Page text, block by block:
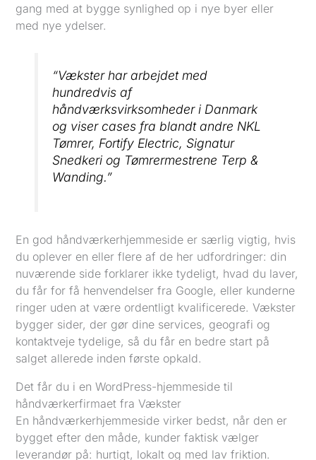
gang med at bygge synlighed op i nye byer eller
med nye ydelser.
“Vækster har arbejdet med
hundredvis af
håndværksvirksomheder i Danmark
og viser cases fra blandt andre NKL
Tømrer, Fortify Electric, Signatur
Snedkeri og Tømrermestrene Terp &
Wanding.”
En god håndværkerhjemmeside er særlig vigtig, hvis
du oplever en eller flere af de her udfordringer: din
nuværende side forklarer ikke tydeligt, hvad du laver,
du får for få henvendelser fra Google, eller kunderne
ringer uden at være ordentligt kvalificerede. Vækster
bygger sider, der gør dine services, geografi og
kontaktveje tydelige, så du får en bedre start på
salget allerede inden første opkald.
Det får du i en WordPress-hjemmeside til
håndværkerfirmaet fra Vækster
En håndværkerhjemmeside virker bedst, når den er
bygget efter den måde, kunder faktisk vælger
leverandør på: hurtigt, lokalt og med lav friktion.